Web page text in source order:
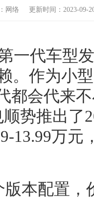
网络 更新时间：2023-09-
一代车型
。作为小
都会代来
势推出了
13.99万
版本配置